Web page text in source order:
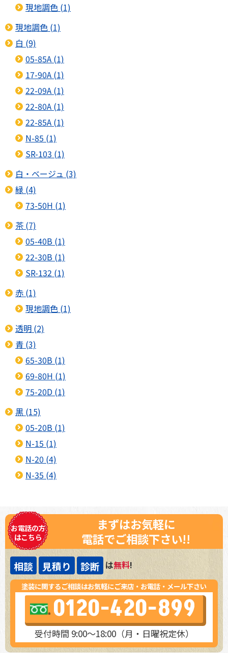
現地調色 (1)
現地調色 (1)
白 (9)
05-85A (1)
17-90A (1)
22-09A (1)
22-80A (1)
22-85A (1)
N-85 (1)
SR-103 (1)
白・ベージュ (3)
緑 (4)
73-50H (1)
茶 (7)
05-40B (1)
22-30B (1)
SR-132 (1)
赤 (1)
現地調色 (1)
透明 (2)
青 (3)
65-30B (1)
69-80H (1)
75-20D (1)
黒 (15)
05-20B (1)
N-15 (1)
N-20 (4)
N-35 (4)
お電話の方
はこちら
まずはお気軽に
電話でご相談下さい!!
相談 見積り 診断 は無料!
塗装に関するご相談はお気軽にご来店・お電話・メール下さい
0120-420-899
受付時間 9:00～18:00（月・日曜祝定休）